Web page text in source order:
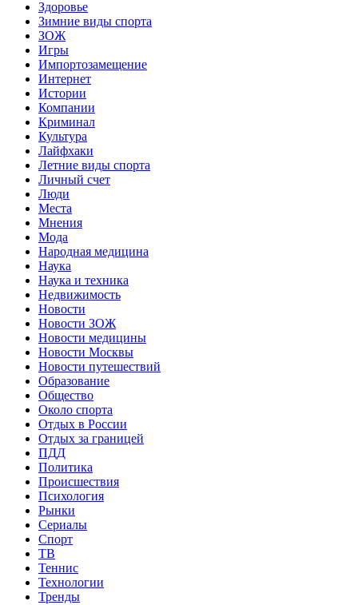
Здоровье
Зимние виды спорта
ЗОЖ
Игры
Импортозамещение
Интернет
Истории
Компании
Криминал
Культура
Лайфхаки
Летние виды спорта
Личный счет
Люди
Места
Мнения
Мода
Народная медицина
Наука
Наука и техника
Недвижимость
Новости
Новости ЗОЖ
Новости медицины
Новости Москвы
Новости путешествий
Образование
Общество
Около спорта
Отдых в России
Отдых за границей
ПДД
Политика
Происшествия
Психология
Рынки
Сериалы
Спорт
ТВ
Теннис
Технологии
Тренды